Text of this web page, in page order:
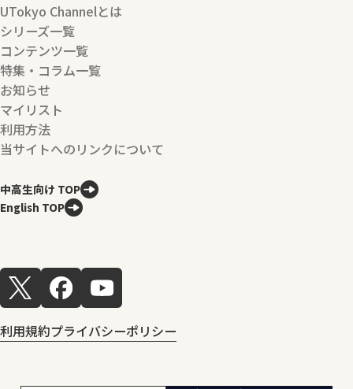
UTokyo Channelとは
シリーズ一覧
コンテンツ一覧
特集・コラム一覧
お知らせ
マイリスト
利用方法
当サイトへのリンクについて
中高生向け TOP
English TOP
利用規約プライバシーポリシー